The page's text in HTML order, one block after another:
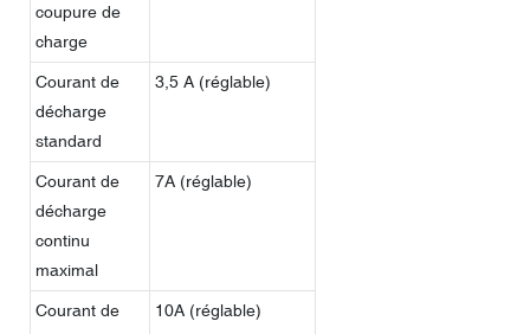
coupure de
charge
Courant de
décharge
standard
3,5 A (réglable)
Courant de
décharge
continu
maximal
7A (réglable)
Courant de
10A (réglable)